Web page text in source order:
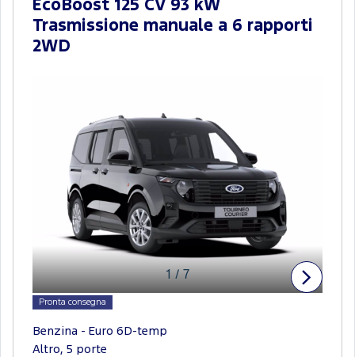
EcoBoost 125 CV 93 kW
Trasmissione manuale a 6 rapporti
2WD
1/7
Pronta consegna
Benzina - Euro 6D-temp
Altro, 5 porte